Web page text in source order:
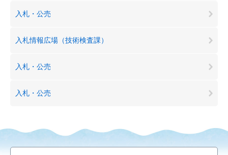
入札・公売
入札情報広場（技術検査課）
入札・公売
入札・公売